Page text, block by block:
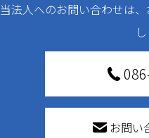
当法人へのお問い合わせは
お問い